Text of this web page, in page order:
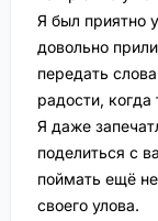
Я был приятно
довольно
передать
радости,
Я даже
поделиться с
поймать ещё
своего улова.